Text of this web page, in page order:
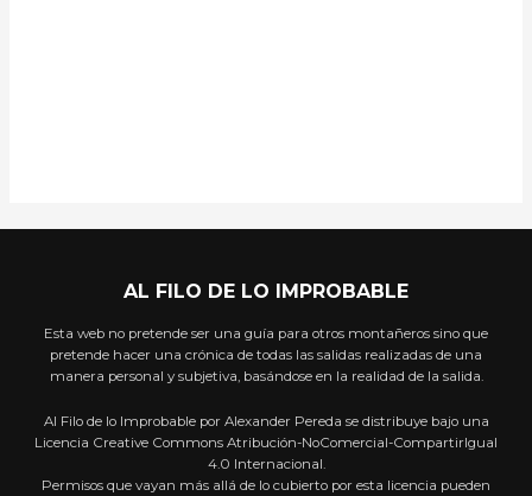
AL FILO DE LO IMPROBABLE
Esta web no pretende ser una guía para otros montañeros sino que
pretende hacer una crónica de todas las salidas realizadas de una
manera personal y subjetiva, basándose en la realidad de la salida.
Al Filo de lo Improbable por Alexander Pereda se distribuye bajo una
Licencia Creative Commons Atribución-NoComercial-CompartirIgual
4.0 Internacional.
Permisos que vayan más allá de lo cubierto por esta licencia pueden